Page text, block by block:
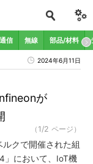
通信 無線 部品/材料
2024年6月11日
が
（1/2 ページ）
クで開催された組
」において、IoT機